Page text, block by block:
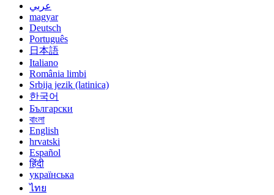
عربي
magyar
Deutsch
Português
日本語
Italiano
România limbi
Srbija jezik (latinica)
한국어
Български
বাংলা
English
hrvatski
Español
हिंदी
українська
ไทย